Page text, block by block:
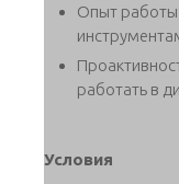
Опыт работы
работать в
Условия